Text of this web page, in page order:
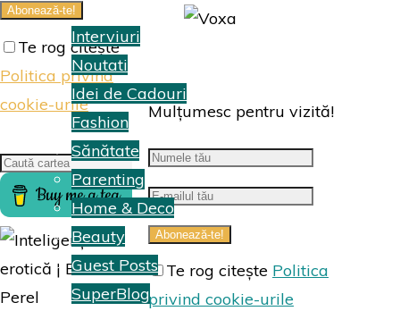
Interviuri
Noutati
Idei de Cadouri
Fashion
Sănătate
Parenting
Home & Deco
Beauty
Guest Posts
SuperBlog
Te rog citește
Politica privind
cookie-urile
Search Caută
Mulțumesc pentru vizită!
Te rog citește Politica
privind cookie-urile